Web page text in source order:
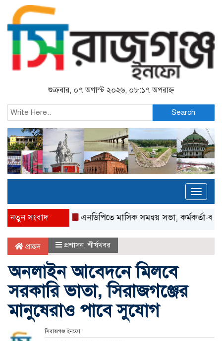
শুক্রবার, ০৭ অগাস্ট ২০২৬, ০৮:১৭ অপরাহ্ন
Search
নতুন সংবাদ এনডিপিতে মাসিক সমন্বয় সভা, কর্মকর্তা-কর্মীদের
প্রচ্ছদ প্রশাসন,শীর্ষখবর
অনলাইন আবেদনে মিলবে
সরকারি ভাতা, সিরাজগঞ্জের
মানুষেরাও পাবে সুযোগ
সিরাজগঞ্জ ইনফো